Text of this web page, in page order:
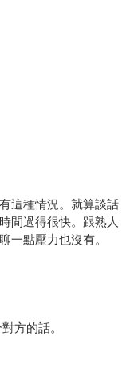
這種情況。就算談話
間過得很快。跟熟人
一點壓力也沒有。
方的話。